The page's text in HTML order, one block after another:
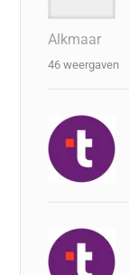
Alkmaar
46 weergaven